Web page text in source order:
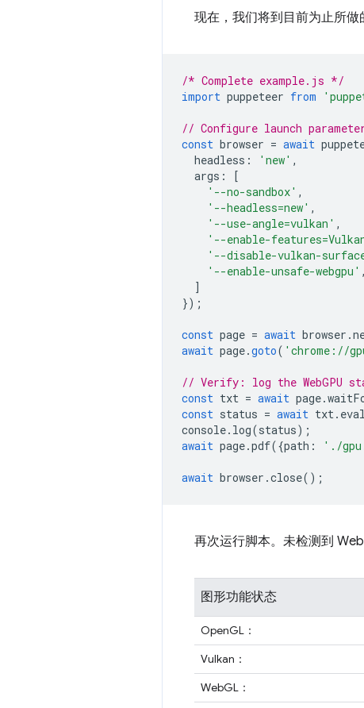
现在，我们将到目前为止所做
/* Complete example.js */
import puppeteer from
// Configure launch
const browser = await
headless : 'new' ,
args :
[
'--no-sandbox' ,
'--headless=new' ,
'--use-angle=vulkan' ,
'--enable-
'--disable-vulkan-
'--enable-unsafe-webgpu' ,
]
});
const page = await browser .
await page.goto( 'chrome://
// Verify: log the WebGPU
const txt = await page.
const status = await txt.
console. log(status);
await page.pdf({path : './
await browser .close();
再次运行脚本。未检测到
图形功能状态
OpenGL：
Vulkan：
WebGL：